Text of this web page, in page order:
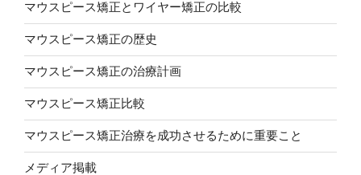
マウスピース矯正とワイヤー矯正の比較
マウスピース矯正の歴史
マウスピース矯正の治療計画
マウスピース矯正比較
マウスピース矯正治療を成功させるために重要こと
メディア掲載